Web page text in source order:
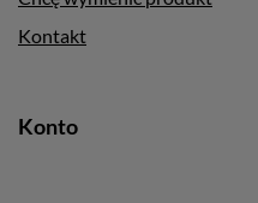
Kontakt
Konto